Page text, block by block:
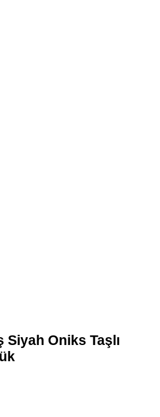
Siyah Oniks Taşlı